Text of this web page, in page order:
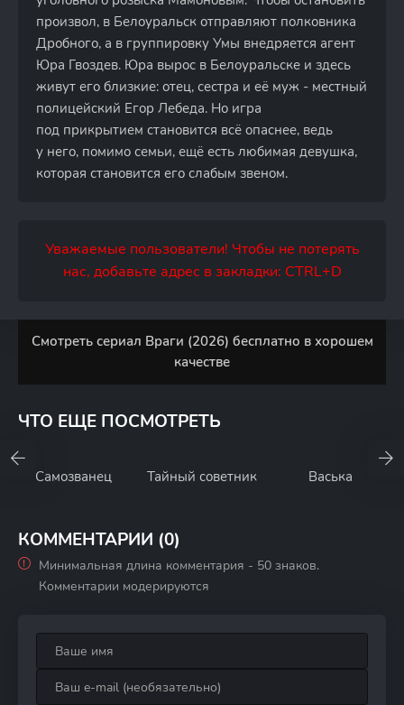
произвол, в Белоуральск отправляют полковника
Дробного, а в группировку Умы внедряется агент
Юра Гвоздев. Юра вырос в Белоуральске и здесь
живут его близкие: отец, сестра и её муж - местный
полицейский Егор Лебеда. Но игра
под прикрытием становится всё опаснее, ведь
у него, помимо семьи, ещё есть любимая девушка,
которая становится его слабым звеном.
Уважаемые пользователи! Чтобы не потерять
нас, добавьте адрес в закладки: CTRL+D
Смотреть сериал Враги (2026) бесплатно в хорошем
качестве
ЧТО ЕЩЕ ПОСМОТРЕТЬ
Самозванец Тайный советник Васька
КОММЕНТАРИИ (0)
Минимальная длина комментария - 50 знаков.
Комментарии модерируются